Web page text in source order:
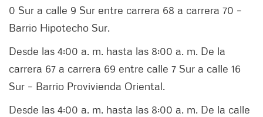
0 Sur a calle 9 Sur entre carrera 68 a carrera 70 –
Barrio Hipotecho Sur.
Desde las 4:00 a. m. hasta las 8:00 a. m. De la
carrera 67 a carrera 69 entre calle 7 Sur a calle 16
Sur – Barrio Provivienda Oriental.
Desde las 4:00 a. m. hasta las 8:00 a. m. De la calle